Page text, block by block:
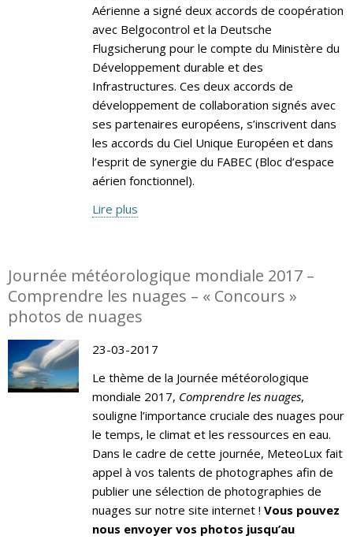
Aérienne a signé deux accords de coopération
avec Belgocontrol et la Deutsche
Flugsicherung pour le compte du Ministère du
Développement durable et des
Infrastructures. Ces deux accords de
développement de collaboration signés avec
ses partenaires européens, s’inscrivent dans
les accords du Ciel Unique Européen et dans
l’esprit de synergie du FABEC (Bloc d’espace
aérien fonctionnel).
Lire plus
Journée météorologique mondiale 2017 –
Comprendre les nuages – « Concours »
photos de nuages
23-03-2017
Le thème de la Journée météorologique
mondiale 2017, Comprendre les nuages,
souligne l’importance cruciale des nuages pour
le temps, le climat et les ressources en eau.
Dans le cadre de cette journée, MeteoLux fait
appel à vos talents de photographes afin de
publier une sélection de photographies de
nuages sur notre site internet ! Vous pouvez
nous envoyer vos photos jusqu’au